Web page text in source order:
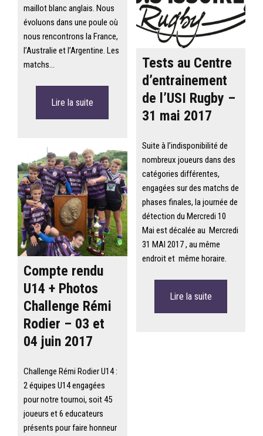
maillot blanc anglais. Nous
évoluons dans une poule où
nous rencontrons la France,
l’Australie et l’Argentine. Les
matchs…
Lire la suite
Compte rendu
U14 + Photos
Challenge Rémi
Rodier – 03 et
04 juin 2017
Challenge Rémi Rodier U14 :
2 équipes U14 engagées
pour notre tournoi, soit 45
joueurs et 6 educateurs
présents pour faire honneur
Tests au Centre
d’entrainement
de l’USI Rugby –
31 mai 2017
Suite à l’indisponibilité de
nombreux joueurs dans des
catégories différentes,
engagées sur des matchs de
phases finales, la journée de
détection du Mercredi 10
Mai est décalée au Mercredi
31 MAI 2017 , au même
endroit et même horaire.
Lire la suite